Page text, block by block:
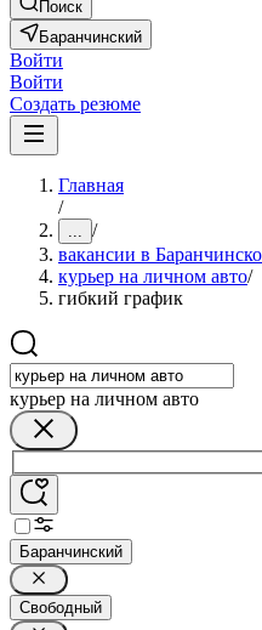
Поиск
Баранчинский
Войти
Войти
Создать резюме
Главная
/
... /
вакансии в
курьер на личном авто/
гибкий график
курьер на личном авто
Баранчинский
Свободный